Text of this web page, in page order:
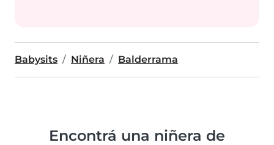
Babysits Niñera Balderrama
Encontrá una niñera de